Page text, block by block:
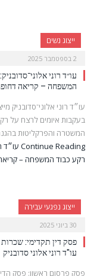
ייצוג נשים
2 בספטמבר 2025
עו״ד רוני
המשפחה – קריאה
עו״ד רוני אלוני־סדובניק
בעקבות איומים לרצח על
המשטרה והפרקליטות בהגנה
Continue Reading עו״ד
רקע כבוד המשפחה –
ייצוג נפגעי עבירה
30 ביוני 2025
פסק דין תקדימי:
עו"ד רוני אלוני סדובניק
פסק פרסום ראשון: פסק